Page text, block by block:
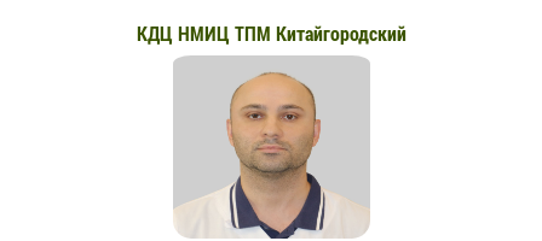
КДЦ НМИЦ ТПМ Китайгородский